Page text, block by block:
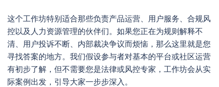
这个工作坊特别适合那些负责产品运营、用户服务、合规风
控以及人力资源管理的伙伴们。如果您正在为规则解释不
清、用户投诉不断、内部裁决争议而烦恼，那么这里就是您
寻找答案的地方。我们假设参与者对基本的平台或社区运营
有初步了解，但不需要您是法律或风控专家，工作坊会从实
际案例出发，引导大家一步步深入。